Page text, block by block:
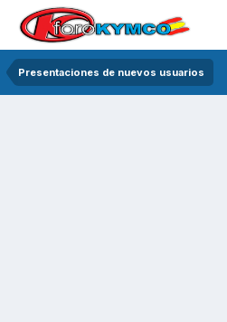
Presentaciones de nuevos usuarios